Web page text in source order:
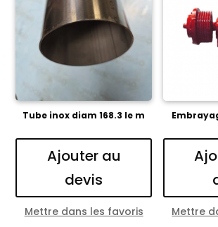
Tube inox diam 168.3 le m
Ajouter au
devis
Mettre dans les favoris Mettre